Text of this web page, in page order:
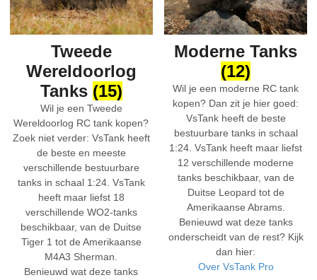
Tweede
Wereldoorlog
Tanks (15)
Wil je een Tweede
Wereldoorlog RC tank kopen?
Zoek niet verder: VsTank heeft
de beste en meeste
verschillende bestuurbare
tanks in schaal 1:24. VsTank
heeft maar liefst 18
verschillende WO2-tanks
beschikbaar, van de Duitse
Tiger 1 tot de Amerikaanse
M4A3 Sherman.
Benieuwd wat deze tanks
Moderne Tanks
(12)
Wil je een moderne RC tank
kopen? Dan zit je hier goed:
VsTank heeft de beste
bestuurbare tanks in schaal
1:24. VsTank heeft maar liefst
12 verschillende moderne
tanks beschikbaar, van de
Duitse Leopard tot de
Amerikaanse Abrams.
Benieuwd wat deze tanks
onderscheidt van de rest? Kijk
dan hier:
Over VsTank Pro